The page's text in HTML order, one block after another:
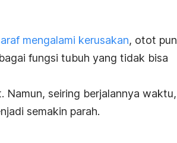
mengalami kerusakan, otot pun
fungsi tubuh yang tidak bisa
Namun, seiring berjalannya waktu,
semakin parah.